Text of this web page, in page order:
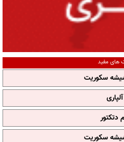
های مفید
سکوریت
آلپاری
دتکتور